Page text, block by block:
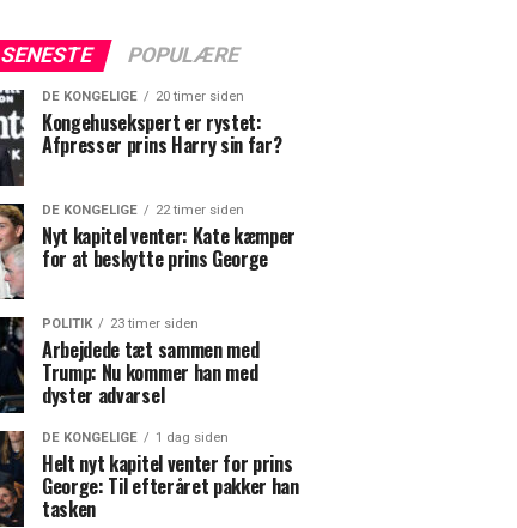
SENESTE POPULÆRE
DE KONGELIGE 20 timer siden
Kongehusekspert er rystet:
Afpresser prins Harry sin far?
DE KONGELIGE 22 timer siden
Nyt kapitel venter: Kate kæmper
for at beskytte prins George
POLITIK 23 timer siden
Arbejdede tæt sammen med
Trump: Nu kommer han med
dyster advarsel
DE KONGELIGE 1 dag siden
Helt nyt kapitel venter for prins
George: Til efteråret pakker han
tasken